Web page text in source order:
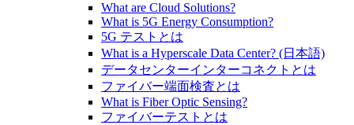
What are Cloud Solutions?
What is 5G Energy Consumption?
5G テストとは
What is a Hyperscale Data Center? (日本語)
データセンターインターコネクトとは
ファイバー端面検査とは
What is Fiber Optic Sensing?
ファイバーテストとは